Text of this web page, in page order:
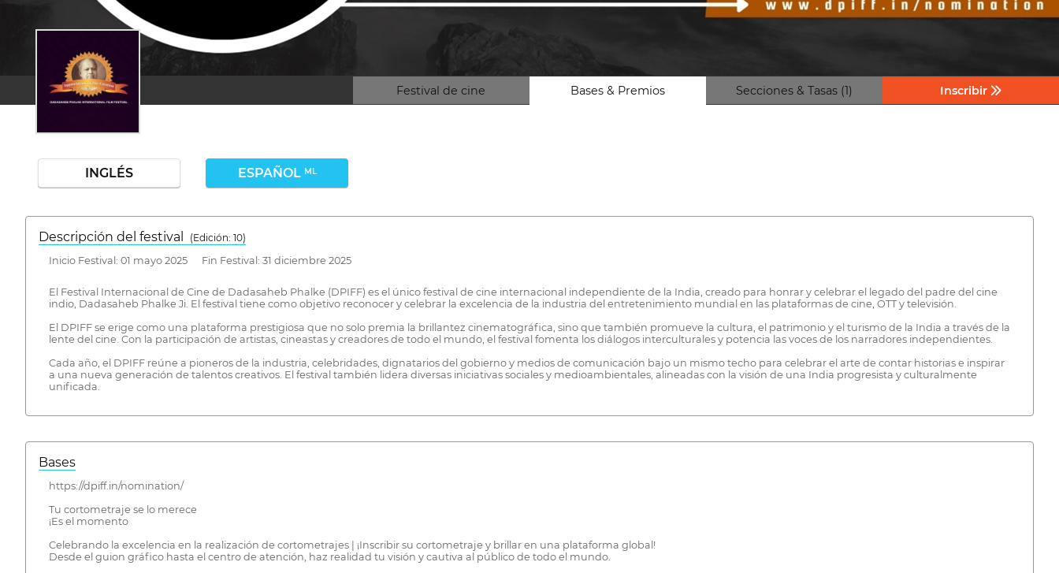
Festival de cine Bases & Premios Secciones & Tasas (1) Inscribir
INGLÉS ESPAÑOL ML
Descripción del festival
( Edición: 10)
Inicio Festival: 01 mayo 2025 Fin Festival: 31 diciembre 2025
El Festival Internacional de Cine de Dadasaheb Phalke (DPIFF) es el único festival de cine internacional independiente de la India, creado para honrar y celebrar el legado del padre del cine
indio, Dadasaheb Phalke Ji. El festival tiene como objetivo reconocer y celebrar la excelencia de la industria del entretenimiento mundial en las plataformas de cine, OTT y televisión.
El DPIFF se erige como una plataforma prestigiosa que no solo premia la brillantez cinematográfica, sino que también promueve la cultura, el patrimonio y el turismo de la India a través de la
lente del cine. Con la participación de artistas, cineastas y creadores de todo el mundo, el festival fomenta los diálogos interculturales y potencia las voces de los narradores independientes.
Cada año, el DPIFF reúne a pioneros de la industria, celebridades, dignatarios del gobierno y medios de comunicación bajo un mismo techo para celebrar el arte de contar historias e inspirar
a una nueva generación de talentos creativos. El festival también lidera diversas iniciativas sociales y medioambientales, alineadas con la visión de una India progresista y culturalmente
unificada.
Bases
https://dpiff.in/nomination/
Tu cortometraje se lo merece
¡Es el momento
Celebrando la excelencia en la realización de cortometrajes | ¡Inscribir su cortometraje y brillar en una plataforma global!
Desde el guion gráfico hasta el centro de atención, haz realidad tu visión y cautiva al público de todo el mundo.